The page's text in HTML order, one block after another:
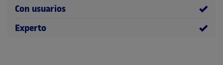
Con usuarios
Experto